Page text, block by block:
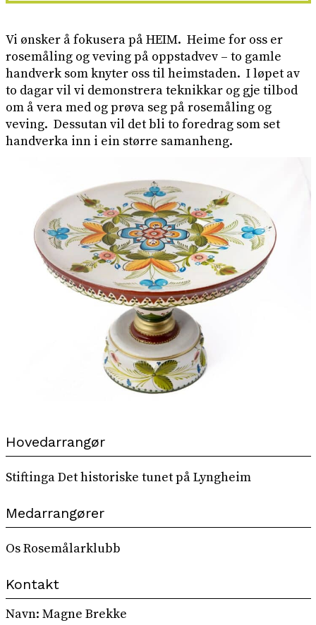
Vi ønsker å fokusera på HEIM. Heime for oss er
rosemåling og veving på oppstadvev – to gamle
handverk som knyter oss til heimstaden. I løpet av
to dagar vil vi demonstrera teknikkar og gje tilbod
om å vera med og prøva seg på rosemåling og
veving. Dessutan vil det bli to foredrag som set
handverka inn i ein større samanheng.
Hovedarrangør
Stiftinga Det historiske tunet på Lyngheim
Medarrangører
Os Rosemålarklubb
Kontakt
Navn: Magne Brekke